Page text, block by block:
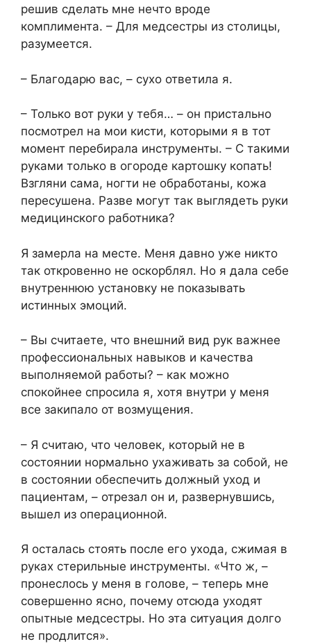
решив сделать мне нечто вроде
комплимента. – Для медсестры из столицы,
разумеется.
– Благодарю вас, – сухо ответила я.
– Только вот руки у тебя… – он пристально
посмотрел на мои кисти, которыми я в тот
момент перебирала инструменты. – С такими
руками только в огороде картошку копать!
Взгляни сама, ногти не обработаны, кожа
пересушена. Разве могут так выглядеть руки
медицинского работника?
Я замерла на месте. Меня давно уже никто
так откровенно не оскорблял. Но я дала себе
внутреннюю установку не показывать
истинных эмоций.
– Вы считаете, что внешний вид рук важнее
профессиональных навыков и качества
выполняемой работы? – как можно
спокойнее спросила я, хотя внутри у меня
все закипало от возмущения.
– Я считаю, что человек, который не в
состоянии нормально ухаживать за собой, не
в состоянии обеспечить должный уход и
пациентам, – отрезал он и, развернувшись,
вышел из операционной.
Я осталась стоять после его ухода, сжимая в
руках стерильные инструменты. «Что ж, –
пронеслось у меня в голове, – теперь мне
совершенно ясно, почему отсюда уходят
опытные медсестры. Но эта ситуация долго
не продлится».